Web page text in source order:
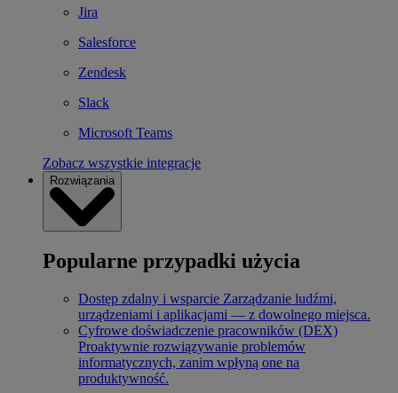
Jira
Salesforce
Zendesk
Slack
Microsoft Teams
Zobacz wszystkie integracje
Rozwiązania
Popularne przypadki użycia
Dostęp zdalny i wsparcie Zarządzanie ludźmi,
urządzeniami i aplikacjami — z dowolnego miejsca.
Cyfrowe doświadczenie pracowników (DEX)
Proaktywnie rozwiązywanie problemów
informatycznych, zanim wpłyną one na
produktywność.